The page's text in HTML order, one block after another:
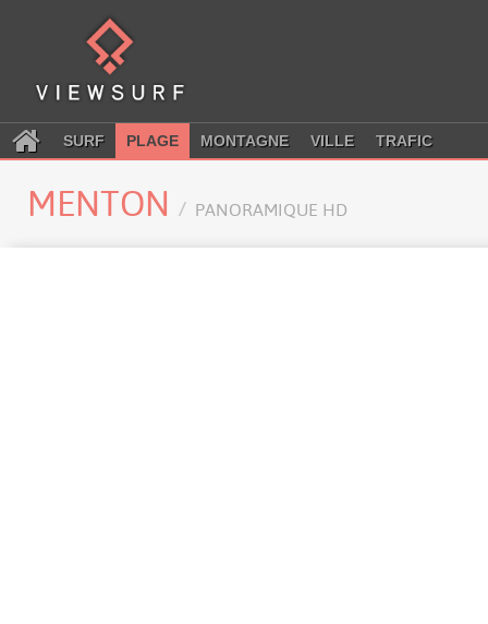
SURF PLAGE MONTAGNE VILLE TRAFIC
MENTON PANORAMIQUE HD